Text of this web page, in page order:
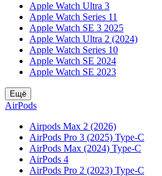
Apple Watch Ultra 3
Apple Watch Series 11
Apple Watch SE 3 2025
Apple Watch Ultra 2 (2024)
Apple Watch Series 10
Apple Watch SE 2024
Apple Watch SE 2023
Ещё
AirPods
Airpods Max 2 (2026)
AirPods Pro 3 (2025) Type-C
AirPods Max (2024) Type-C
AirPods 4
AirPods Pro 2 (2023) Type-C